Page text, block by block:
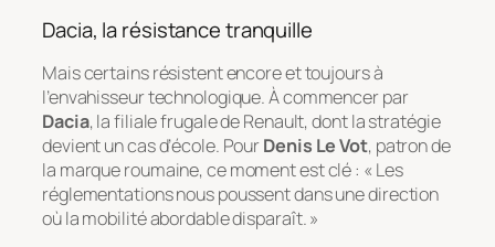
Dacia, la résistance tranquille
Mais certains résistent encore et toujours à
l’envahisseur technologique. À commencer par
Dacia, la filiale frugale de Renault, dont la stratégie
devient un cas d’école. PourDenis Le Vot, patron de
la marque roumaine, ce moment est clé : « Les
réglementations nous poussent dans une direction
où la mobilité abordable disparaît. »